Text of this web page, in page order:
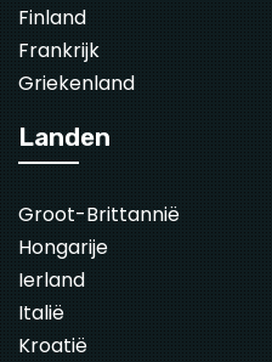
Finland
Frankrijk
Griekenland
Landen
Groot-Brittannië
Hongarije
Ierland
Italië
Kroatië